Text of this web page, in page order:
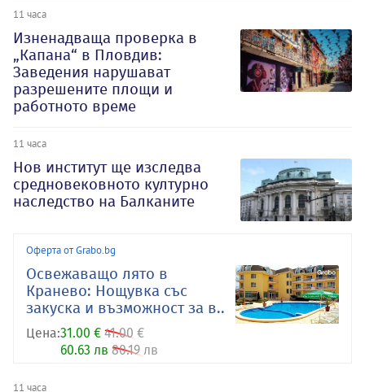
11 часа
Изненадваща проверка в
„Капана“ в Пловдив:
Заведения нарушават
разрешените площи и
работното време
11 часа
Нов институт ще изследва
средновековното културно
наследство на Балканите
Оферта от Grabo.bg
Освежаващо лято в
Кранево: Нощувка със
закуска и възможност за в..
Цена:31.00 € 41.00 €
60.63 лв 80.19 лв
11 часа